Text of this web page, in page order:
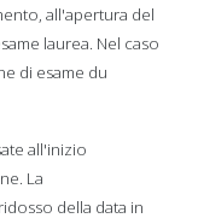
all'apertura del
laurea. Nel caso
di esame du
all'inizio
La
della data in